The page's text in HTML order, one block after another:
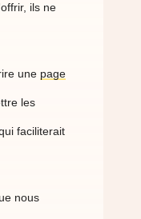
ils ne
une page
les
faciliterait
nous